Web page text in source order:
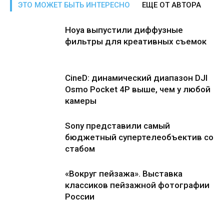
ЭТО МОЖЕТ БЫТЬ ИНТЕРЕСНО ЕЩЕ ОТ АВТОРА
Hoya выпустили диффузные
фильтры для креативных съемок
CineD: динамический диапазон DJI
Osmo Pocket 4P выше, чем у любой
камеры
Sony представили самый
бюджетный супертелеобъектив со
стабом
«Вокруг пейзажа». Выставка
классиков пейзажной фотографии
России